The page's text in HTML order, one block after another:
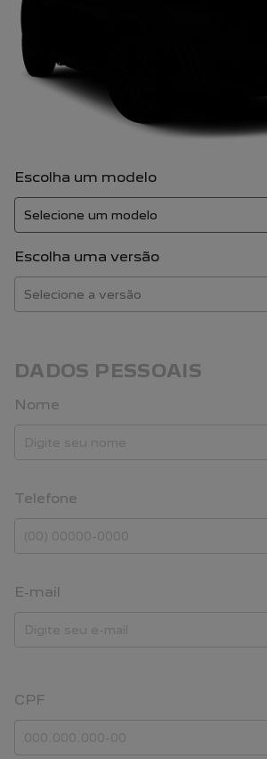
Escolha um modelo
Escolha uma versão
DADOS PESSOAIS
Nome
Telefone
E-mail
CPF